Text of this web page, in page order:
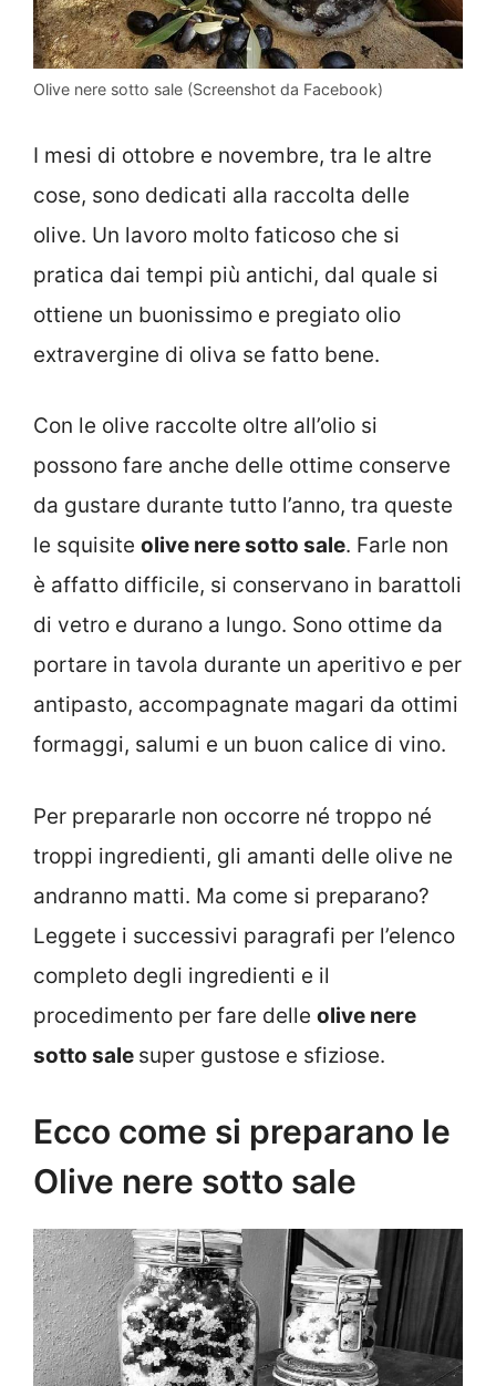
Olive nere sotto sale (Screenshot da Facebook)
I mesi di ottobre e novembre, tra le altre
cose, sono dedicati alla raccolta delle
olive. Un lavoro molto faticoso che si
pratica dai tempi più antichi, dal quale si
ottiene un buonissimo e pregiato olio
extravergine di oliva se fatto bene.
Con le olive raccolte oltre all’olio si
possono fare anche delle ottime conserve
da gustare durante tutto l’anno, tra queste
le squisite olive nere sotto sale. Farle non
è affatto difficile, si conservano in barattoli
di vetro e durano a lungo. Sono ottime da
portare in tavola durante un aperitivo e per
antipasto, accompagnate magari da ottimi
formaggi, salumi e un buon calice di vino.
Per prepararle non occorre né troppo né
troppi ingredienti, gli amanti delle olive ne
andranno matti. Ma come si preparano?
Leggete i successivi paragrafi per l’elenco
completo degli ingredienti e il
procedimento per fare delle olive nere
sotto sale super gustose e sfiziose.
Ecco come si preparano le
Olive nere sotto sale